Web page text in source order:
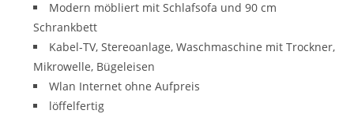
Modern möbliert mit Schlafsofa und 90 cm
Schrankbett
Kabel-TV, Stereoanlage, Waschmaschine mit Trockner,
Mikrowelle, Bügeleisen
Wlan Internet ohne Aufpreis
löffelfertig